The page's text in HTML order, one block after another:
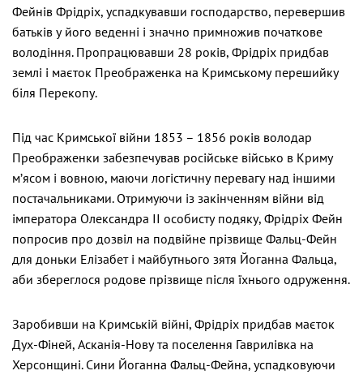
Фейнів Фрідріх, успадкувавши господарство, перевершив
батьків у його веденні і значно примножив початкове
володіння. Пропрацювавши 28 років, Фрідріх придбав
землі і маєток Преображенка на Кримському перешийку
біля Перекопу.
Під час Кримської війни 1853 – 1856 років володар
Преображенки забезпечував російське військо в Криму
м’ясом і вовною, маючи логістичну перевагу над іншими
постачальниками. Отримуючи із закінченням війни від
імператора Олександра ІІ особисту подяку, Фрідріх Фейн
попросив про дозвіл на подвійне прізвище Фальц-Фейн
для доньки Елізабет і майбутнього зятя Йоганна Фальца,
аби збереглося родове прізвище після їхнього одруження.
Заробивши на Кримській війні, Фрідріх придбав маєток
Дух-Фіней, Асканія-Нову та поселення Гаврилівка на
Херсонщині. Сини Йоганна Фальц-Фейна, успадковуючи